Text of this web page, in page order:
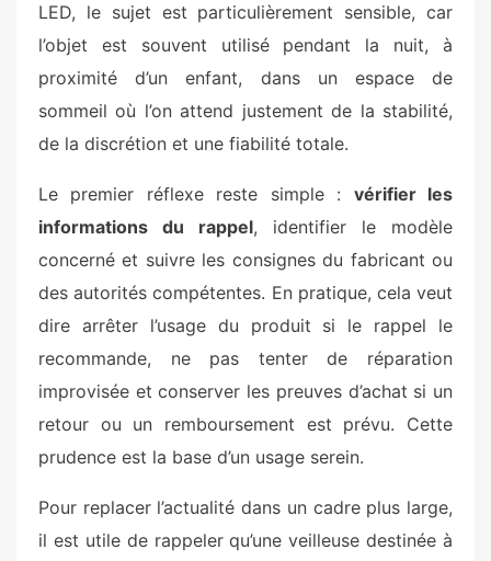
LED, le sujet est particulièrement sensible, car
l’objet est souvent utilisé pendant la nuit, à
proximité d’un enfant, dans un espace de
sommeil où l’on attend justement de la stabilité,
de la discrétion et une fiabilité totale.
Le premier réflexe reste simple : vérifier les
informations du rappel, identifier le modèle
concerné et suivre les consignes du fabricant ou
des autorités compétentes. En pratique, cela veut
dire arrêter l’usage du produit si le rappel le
recommande, ne pas tenter de réparation
improvisée et conserver les preuves d’achat si un
retour ou un remboursement est prévu. Cette
prudence est la base d’un usage serein.
Pour replacer l’actualité dans un cadre plus large,
il est utile de rappeler qu’une veilleuse destinée à